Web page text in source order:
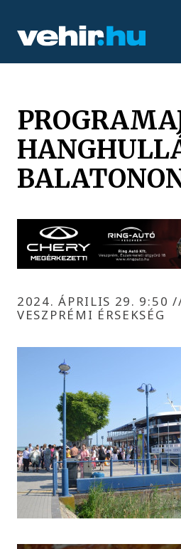
2024. ÁPRILIS 29. 9:50
VESZPRÉMI ÉRSEKSÉG